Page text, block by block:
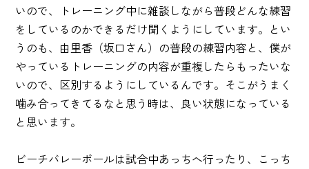
いので、トレーニング中に雑談しながら普段どんな練習
をしているのかできるだけ聞くようにしています。とい
うのも、由里香（坂口さん）の普段の練習内容と、僕が
やっているトレーニングの内容が重複したらもったいな
いので、区別するようにしているんです。そこがうまく
噛み合ってきてるなと思う時は、良い状態になっている
と思います。
ビーチバレーボールは試合中あっちへ行ったり、こっち